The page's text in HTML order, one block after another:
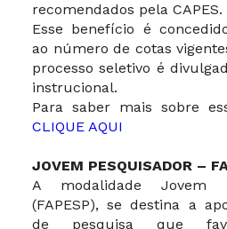
recomendados pela CAPES.
Esse benefício é
ao número de cotas
processo seletivo é
instrucional.
Para saber mais sobre
CLIQUE AQUI
JOVEM PESQUISADOR –
A modalidade Jovem
(FAPESP), se destina a
de pesquisa que